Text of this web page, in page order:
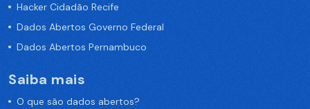
Hacker Cidadão Recife
Dados Abertos Governo Federal
Dados Abertos Pernambuco
Saiba mais
O que são dados abertos?